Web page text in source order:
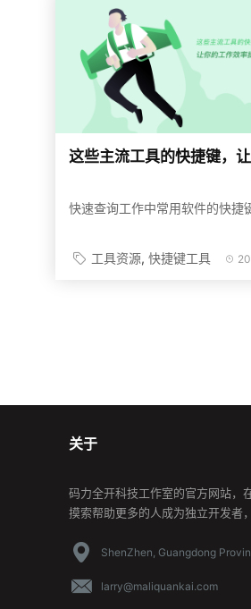
快速查询工作中常用软件的快捷
工具资源 快捷键工具
关于
码力全开科技工作室的官方网站，
摸索帮助更多的人成为独立开发者
ShenZhen, Guangdong
larry@maliquankai.com